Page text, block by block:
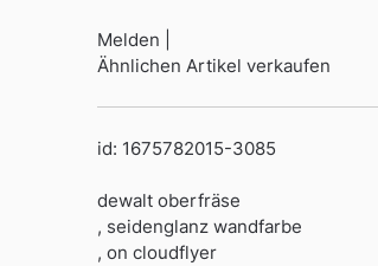
Melden |
Ähnlichen Artikel verkaufen
id: 1675782015-3085
dewalt oberfräse
, seidenglanz wandfarbe
, on cloudflyer